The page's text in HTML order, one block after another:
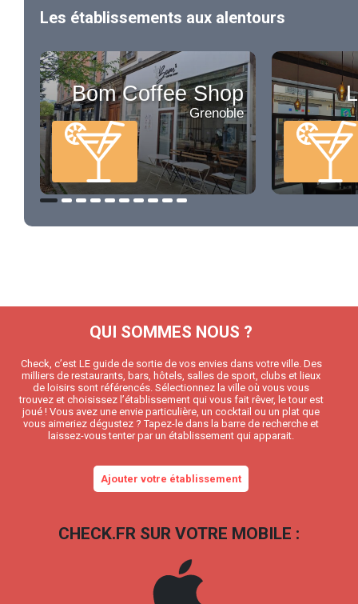
Les établissements aux alentours
Bom Coffee Shop
Grenoble
QUI SOMMES NOUS ?
Check, c’est LE guide de sortie de vos envies dans votre ville. Des
milliers de restaurants, bars, hôtels, salles de sport, clubs et lieux
de loisirs sont référencés. Sélectionnez la ville où vous vous
trouvez et choisissez l’établissement qui vous fait rêver, le tour est
joué ! Vous avez une envie particulière, un cocktail ou un plat que
vous aimeriez dégustez ? Tapez-le dans la barre de recherche et
laissez-vous tenter par un établissement qui apparait.
Ajouter votre établissement
CHECK.FR SUR VOTRE MOBILE :